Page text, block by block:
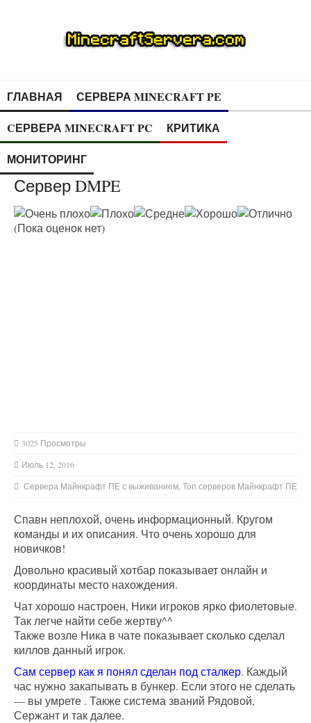
ГЛАВНАЯ
СЕРВЕРА MINECRAFT PE
CЕРВЕРА MINECRAFT PC
КРИТИКА
МОНИТОРИНГ
Сервер DMPE
(Пока оценок нет)
3025 Просмотры
Июль 12, 2016
Сервера Майнкрафт ПЕ с выживанием Топ серверов Майнкрафт ПЕ
Спавн неплохой, очень информационный. Кругом
команды и их описания. Что очень хорошо для
новичков!
Довольно красивый хотбар показывает онлайн и
координаты место нахождения.
Чат хорошо настроен, Ники игроков ярко фиолетовые.
Так легче найти себе жертву^^
Также возле Ника в чате показывает сколько сделал
киллов данный игрок.
Сам сервер как я понял сделан под сталкер. Каждый
час нужно закапывать в бункер. Если этого не сделать
— вы умрете . Также система званий Рядовой,
Сержант и так далее.